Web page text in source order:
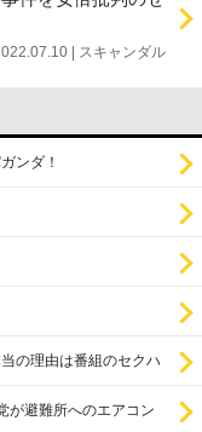
| スキャンダル
ンダ！
の理由は番組のセクハ
が避難所へのエアコン